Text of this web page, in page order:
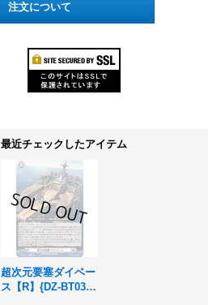
注文について
最近チェックしたアイテム
超次元要塞ダイベー
ス【R】{DZ-BT03/0